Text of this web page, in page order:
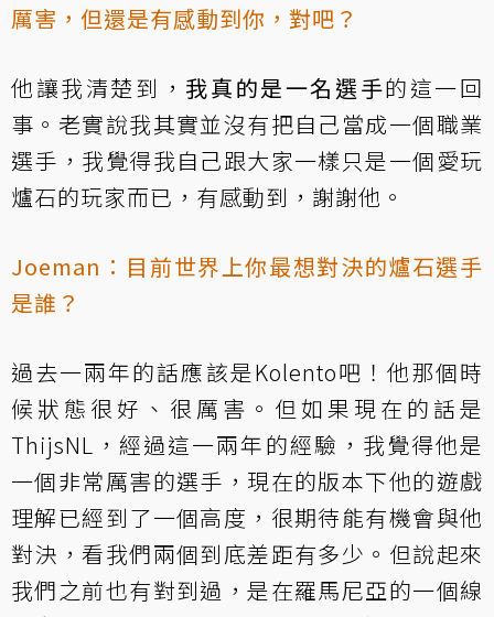
厲害，但還是有感動到你，對吧？
他讓我清楚到， 我真的是一名選手的這一回
事。老實說我其實並沒有把自己當成一個職業
選手，我覺得我自己跟大家一樣只是一個愛玩
爐石的玩家而已，有感動到，謝謝他。
Joeman：目前世界上你最想對決的爐石選手
是誰？
過去一兩年的話應該是Kolento吧！他那個時
候狀態很好、很厲害。但如果現在的話是
ThijsNL，經過這一兩年的經驗，我覺得他是
一個非常厲害的選手，現在的版本下他的遊戲
理解已經到了一個高度，很期待能有機會與他
對決，看我們兩個到底差距有多少。但說起來
我們之前也有對到過，是在羅馬尼亞的一個線